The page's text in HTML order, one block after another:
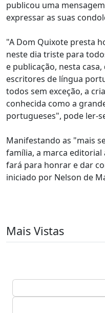
publicou uma
expressar as suas
"A Dom Quixote presta
neste dia triste para
e publicação, nesta
escritores de língua
todos sem exceção, a
conhecida como a
portugueses", pode ler-
Manifestando as "mais
família, a marca
fará para honrar e dar
iniciado por Nelson de
Mais Vistas